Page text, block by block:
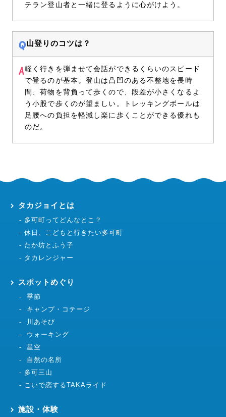
テラン登山者と一緒に登るように心がけよう。
山登りのコツは？
軽く行きを弾ませて会話ができるくらいのスピード
で登るのが基本。登山は凸凹のある不整地を長時
間、荷物を背負って歩くので、段差が小さくなるよ
う小股で歩くのが望ましい。トレッキングボールは
足腰への負担を軽減し楽に歩くことができる優れも
のだ。
タカジョイとは
多可町ってどんなとこ？
休日、こどもと行きたい多可町
たか坊とふう子
タカレンジャー
スポットめぐり
季節
キャンプ・コテージ
川あそび
ウォーキング
星空
自然の名所
多可三山
こいで恋するTAKAライド
施設・体験